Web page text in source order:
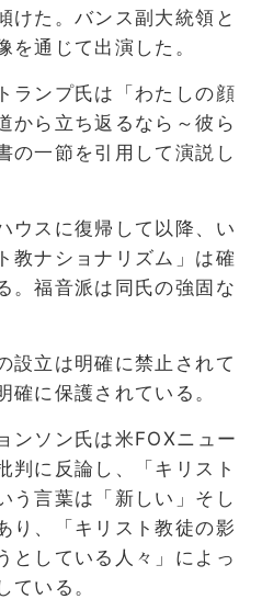
けた。バンス副大統領と
を通じて出演した。
ランプ氏は「わたしの顔
から立ち返るなら～彼ら
の一節を引用して演説し
ウスに復帰して以降、い
教ナショナリズム」は確
。福音派は同氏の強固な
設立は明確に禁止されて
確に保護されている。
ンソン氏は米FOXニュー
判に反論し、「キリスト
う言葉は「新しい」そし
り、「キリスト教徒の影
としている人々」によっ
ている。